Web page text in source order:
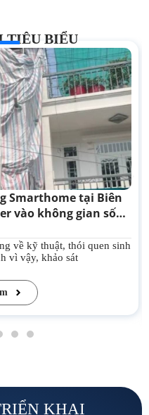
TIÊU BIỂU
Smarthome tại Biên
vào không gian sống
về kỹ thuật, thói quen sinh
vì vậy, khảo sát
KHAI